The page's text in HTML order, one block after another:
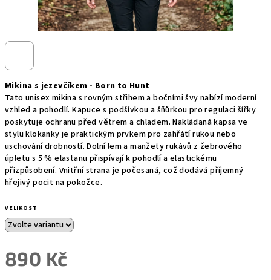
Mikina s jezevčíkem - Born to Hunt
Tato unisex mikina s rovným střihem a bočními švy nabízí moderní
vzhled a pohodlí. Kapuce s podšívkou a šňůrkou pro regulaci šířky
poskytuje ochranu před větrem a chladem. Nakládaná kapsa ve
stylu klokanky je praktickým prvkem pro zahřátí rukou nebo
uschování drobností. Dolní lem a manžety rukávů z žebrového
úpletu s 5 % elastanu přispívají k pohodlí a elastickému
přizpůsobení. Vnitřní strana je počesaná, což dodává příjemný
hřejivý pocit na pokožce.
VELIKOST
890 Kč